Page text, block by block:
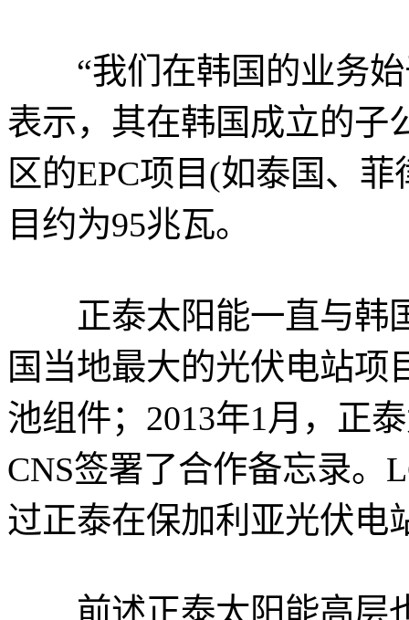
“我们在韩国的业务始
表示，其在韩国成立的子
区的EPC项目(如泰国、
目约为95兆瓦。
正泰太阳能一直与韩国
国当地最大的光伏电站
池组件；2013年1月，正
CNS签署了合作备忘录。
过正泰在保加利亚光伏电
前述正泰太阳能高层